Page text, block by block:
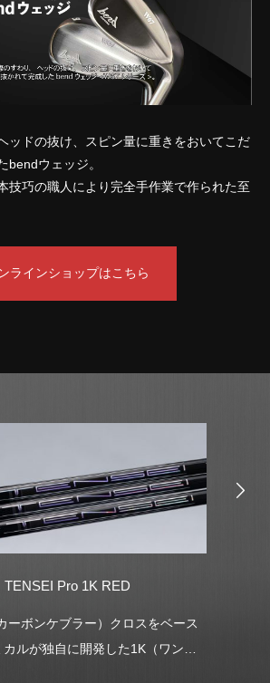
ッドの抜け、スピン量に重きをおいてこだ
bendウェッジ。
技巧の職⼈により完全⼿作業で作られた⾄
ラインショップはこちら
スをベース
1K（ワンケ
先端から中間の捩り剛
挙動が安定し、インパ